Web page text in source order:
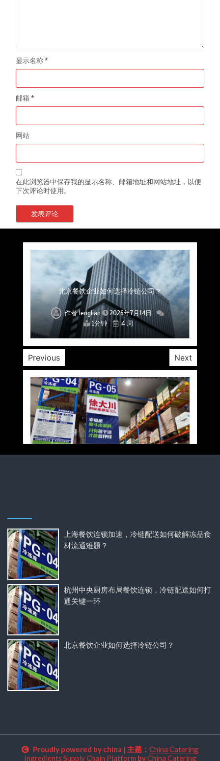
显示名称*
邮箱*
网站
在此浏览器中保存我的显示名称、邮箱地址和网站地址，以便
下次评论时使用。
上海餐饮连锁加速，冷链配送如何破解冻品食材
流通难题？
作者lenglian
2026年7月14日
1分钟
4 周
杭州中央厨房布局餐饮连锁，冷链配送如何打通
关键一环
作者lenglian
2026年7月14日
1分钟
4 周
北京餐饮企业如何选择冷链公司？
作者lenglian
2026年7月14日
1分钟
4 周
深圳冷链物流如何护航餐饮连锁？冻品食材流通
全解析
作者lenglian
2026年7月14日
1分钟
4 周
北京餐饮仓配一体化的核心价值与落地实践解析
作者lenglian
2026年7月14日
1分钟
4 周
武汉冻品配送三要素：控温、时效、低成本如何
兼得？
作者lenglian
2026年7月14日
1分钟
4 周
重庆冷链布局解冻食材运输密码，餐饮连锁如何
稳控品质？
作者lenglian
2026年7月14日
1分钟
4 周
Previous Next
上海餐饮连锁加速，冷链配送如何破解冻品食
材流通难题？
杭州中央厨房布局餐饮连锁，冷链配送如何打
通关键一环
北京餐饮企业如何选择冷链公司？
Proudly powered by china | 主题： China Catering
Ingredients Supply Chain Platform byChina Catering